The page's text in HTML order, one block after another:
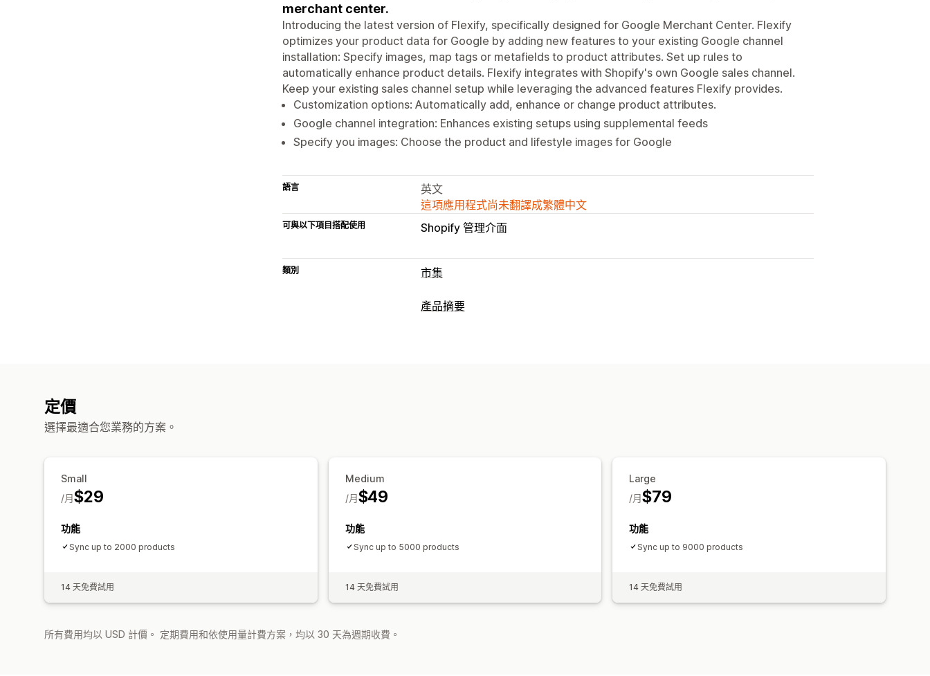
merchant center.
Introducing the latest version of Flexify, specifically designed for Google Merchant Center. Flexify
optimizes your product data for Google by adding new features to your existing Google channel
installation: Specify images, map tags or metafields to product attributes. Set up rules to
automatically enhance product details. Flexify integrates with Shopify's own Google sales channel.
Keep your existing sales channel setup while leveraging the advanced features Flexify provides.
Customization options: Automatically add, enhance or change product attributes.
Google channel integration: Enhances existing setups using supplemental feeds
Specify you images: Choose the product and lifestyle images for Google
語言
英文
這項應用程式尚未翻譯成繁體中文
可與以下項目搭配使用 Shopify 管理介面
類別 市集
產品摘要
定價
選擇最適合您業務的方案。
Small
$29
/月
功能
Sync up to 2000 products
14 天免費試用
Medium
$49
/月
功能
Sync up to 5000 products
14 天免費試用
Large
$79
/月
功能
Sync up to 9000 products
14 天免費試用
所有費用均以 USD 計價。 定期費用和依使用量計費方案，均以 30 天為週期收費。